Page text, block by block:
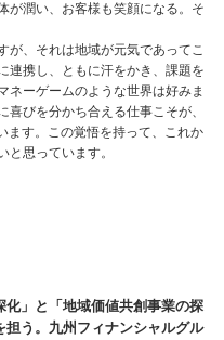
が潤い、お客様も笑顔になる。そ
が、それは地域が元気であってこ
連携し、ともに汗をかき、課題を
ネーゲームのような世界は好みま
びを分かち合える仕事こそが、
ます。この覚悟を持って、これか
と思っています。
化」と「地域価値共創事業の探
担う。九州フィナンシャルグル